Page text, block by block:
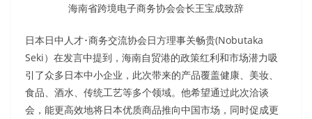
海南省跨境电子商务协会会长王宝成致辞
日本日中人才･商务交流协会日方理事关畅贵(Nobutaka
Seki）在发言中提到，海南自贸港的政策红利和市场潜力吸
引了众多日本中小企业，此次带来的产品覆盖健康、美妆、
食品、酒水、传统工艺等多个领域。他希望通过此次洽谈
会，能更高效地将日本优质商品推向中国市场，同时促成更